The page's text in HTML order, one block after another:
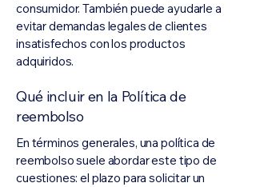
consumidor. También puede ayudarle a
evitar demandas legales de clientes
insatisfechos con los productos
adquiridos.
Qué incluir en la Política de
reembolso
En términos generales, una política de
reembolso suele abordar este tipo de
cuestiones: el plazo para solicitar un